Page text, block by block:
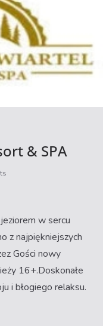
& SPA
w sercu
z najpiękniejszych
Gości nowy
16+.Doskonałe
i błogiego relaksu.